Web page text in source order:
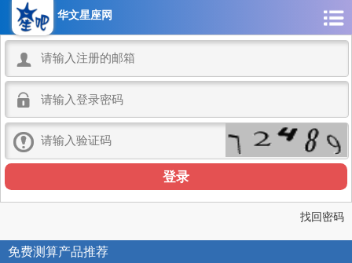
华文星座网



找回密码
免费测算产品推荐